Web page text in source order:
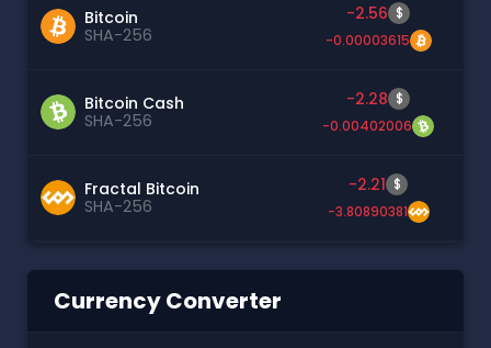
Bitcoin
SHA-256
-2.56 $
-0.00003615
Bitcoin Cash
SHA-256
-2.28 $
-0.00402006
Fractal Bitcoin
SHA-256
-2.21 $
-3.80890381
Currency Converter